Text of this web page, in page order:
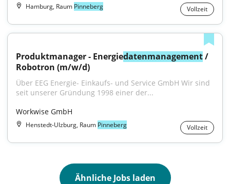
Hamburg, Raum Pinneberg Vollzeit
Produktmanager - Energiedatenmanagement /
Robotron (m/w/d)
Über EEG Energie- Einkaufs- und Service GmbH Wir sind
seit unserer Gründung 1998 einer der...
Workwise GmbH
Henstedt-Ulzburg, Raum Pinneberg Vollzeit
Ähnliche Jobs laden